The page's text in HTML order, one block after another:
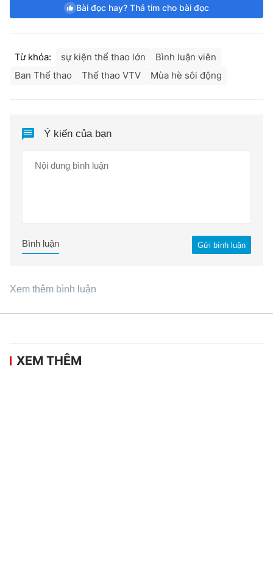
Bài đọc hay? Thả tim cho bài đọc
Từ khóa: sự kiện thể thao lớn
Bình luận viên
Ban Thể thao
Thể thao VTV Mùa hè sôi động
Ý kiến của bạn
Gửi bình luận
Bình luận
Xem thêm bình luận
XEM THÊM